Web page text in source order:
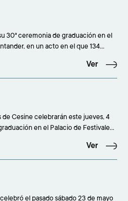
30ª ceremonia de graduación en el
en un acto en el que 134
alumnado, familiares, amigos,
staff y rep
Ver
Cesine celebrarán este jueves, 4
en el Palacio de Festivales
entre alumnado, familiares,
académico
Ver
el pasado sábado 23 de mayo